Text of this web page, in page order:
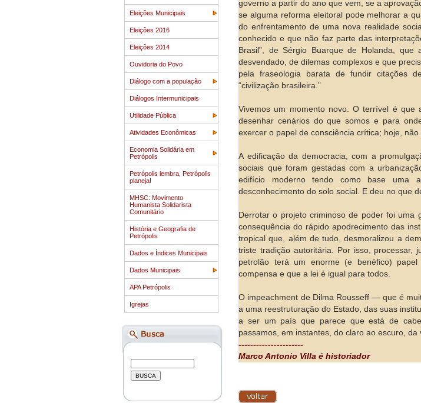
Eleições Municipais
Eleições 2016
Eleições 2014
Ouvidoria do Povo
Diálogo com a população
Diálogos Intermunicipais
Utilidade Pública
Atividades Econômicas
Economia Solidária em
Petrópolis
Petrópolis lembra, Petrópolis
planeja!
MHSC: Movimento
Humanista Solidarista
Comunitário
História e Geografia de
Petrópolis
Dados e Índices Municipais
Dados Municipais
APA Petrópolis
Igrejas
governo a partir do ano que vem, se a
se alguma reforma eleitoral pode melhorar a
do enfrentamento de uma nova realidade
conhecido e que não faz parte das
Brasil”, de Sérgio Buarque de Holanda,
desvendado, de dilemas complexos e que
pela fraseologia barata de fundir citações
“civilização brasileira.”
Vivemos um momento novo. O terrível é que
desenhar cenários do que somos e para
exercer o papel de consciência crítica; hoje,
A edificação da democracia, com a
sociais que foram gestadas com a
edifício moderno tendo como base uma
desconhecimento do solo social. E deu no que
Derrotar o projeto criminoso de poder foi uma
consequência do rápido apodrecimento das
tropical que, além de tudo, desmoralizou a
triste tradição autoritária. Por isso,
petrolão terá um enorme (e benéfico)
compensa e que a lei é igual para todos.
O impeachment de Dilma Rousseff — que é
a uma reestruturação do Estado, das suas
a ser um país que parece que está de
passamos, em instantes, do claro ao escuro,
----------------------
Marco Antonio Villa é historiador